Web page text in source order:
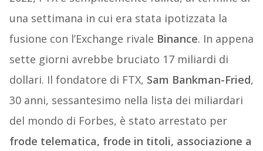
una settimana in cui era stata ipotizzata la
fusione con l’Exchange rivale Binance. In appena
sette giorni avrebbe bruciato 17 miliardi di
dollari. Il fondatore di FTX, Sam Bankman-Fried,
30 anni, sessantesimo nella lista dei miliardari
del mondo di Forbes, è stato arrestato per
frode telematica, frode in titoli, associazione a